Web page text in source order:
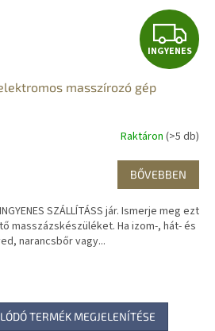
I
N
Y
E
N
E
INGYENES
masszírozó gép
Raktáron (>5 db)
BŐVEBBEN
SZÁLLÍTÁSS jár. Ismerje meg ezt
masszázskészüléket. Ha izom-, hát- és
narancsbőr vagy...
TERMÉK MEGJELENÍTÉSE